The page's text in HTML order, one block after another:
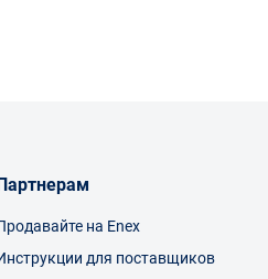
на Enex
для поставщиков